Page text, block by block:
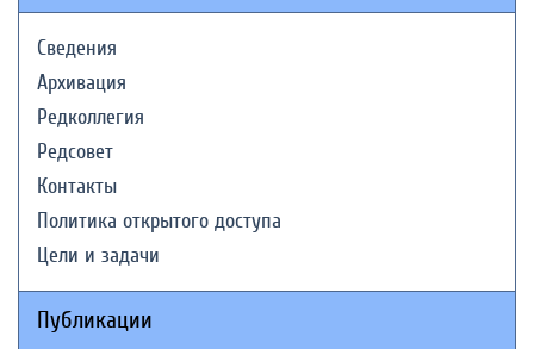
Сведения
Архивация
Редколлегия
Редсовет
Контакты
Политика открытого доступа
Цели и задачи
Публикации